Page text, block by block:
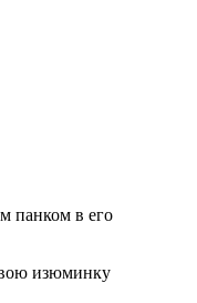
панком в его
изюминку